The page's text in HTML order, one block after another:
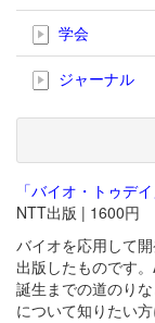
学会
ジャーナル
「バイオ・トゥデイ
NTT出版 | 1600円
バイオを応用して
出版したものです
誕生までの道のり
について知りたい